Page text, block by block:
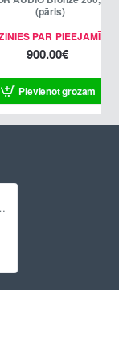
PAR PIEEJAMĪBU
(pāris)
900.00€
Pievienot grozam
ozols, (pāris)